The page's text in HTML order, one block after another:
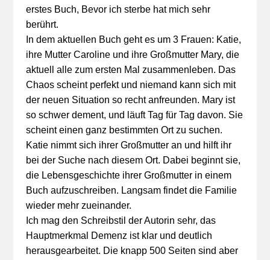
erstes Buch, Bevor ich sterbe hat mich sehr
berührt.
In dem aktuellen Buch geht es um 3 Frauen: Katie,
ihre Mutter Caroline und ihre Großmutter Mary, die
aktuell alle zum ersten Mal zusammenleben. Das
Chaos scheint perfekt und niemand kann sich mit
der neuen Situation so recht anfreunden. Mary ist
so schwer dement, und läuft Tag für Tag davon. Sie
scheint einen ganz bestimmten Ort zu suchen.
Katie nimmt sich ihrer Großmutter an und hilft ihr
bei der Suche nach diesem Ort. Dabei beginnt sie,
die Lebensgeschichte ihrer Großmutter in einem
Buch aufzuschreiben. Langsam findet die Familie
wieder mehr zueinander.
Ich mag den Schreibstil der Autorin sehr, das
Hauptmerkmal Demenz ist klar und deutlich
herausgearbeitet. Die knapp 500 Seiten sind aber